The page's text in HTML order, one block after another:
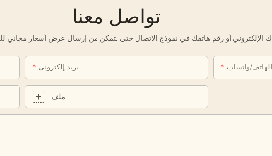
تواصل معنا
بريد إلكتروني الهاتف/واتساب
ملف